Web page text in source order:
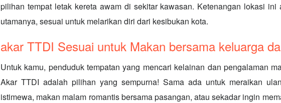
pilihan tempat letak kereta awam di sekitar kawasan. Ketenangan lokasi ini
utamanya, sesuai untuk melarikan diri dari kesibukan kota.
akar TTDI Sesuai untuk Makan bersama keluarga
Untuk kamu, penduduk tempatan yang mencari kelainan dan pengalaman
Akar TTDI adalah pilihan yang sempurna! Sama ada untuk meraikan
istimewa, makan malam romantis bersama pasangan, atau sekadar ingin